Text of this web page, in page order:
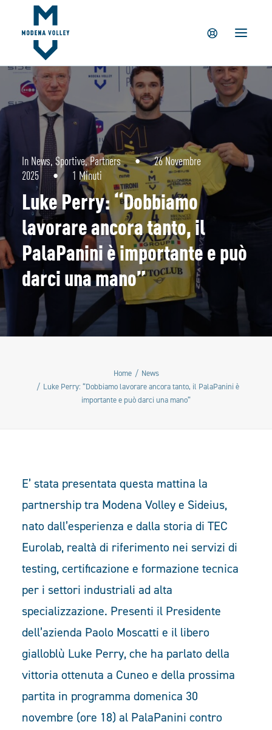
IL CLUB
NEWS
TICKETING
SUMMER CAMP
MV PARTNERS
PALAPANINI
GIOVANILI
ACADEMY
STORE
InNews,Sportive,Partners •
26 Novembre
2025
• 1 Minuti
Luke Perry: “Dobbiamo
lavorare ancora tanto, il
PalaPanini è importante e può
darci una mano”
Home
News
Luke Perry: “Dobbiamo lavorare ancora tanto, il PalaPanini è
importante e può darci una mano”
E’ stata presentata questa mattina la
partnership tra Modena Volley e Sideius,
nato dall’esperienza e dalla storia di TEC
Eurolab, realtà di riferimento nei servizi di
testing, certificazione e formazione tecnica
per i settori industriali ad alta
specializzazione. Presenti il Presidente
dell’azienda Paolo Moscatti e il libero
gialloblù Luke Perry, che ha parlato della
vittoria ottenuta a Cuneo e della prossima
partita in programma domenica 30
novembre (ore 18) al PalaPanini contro